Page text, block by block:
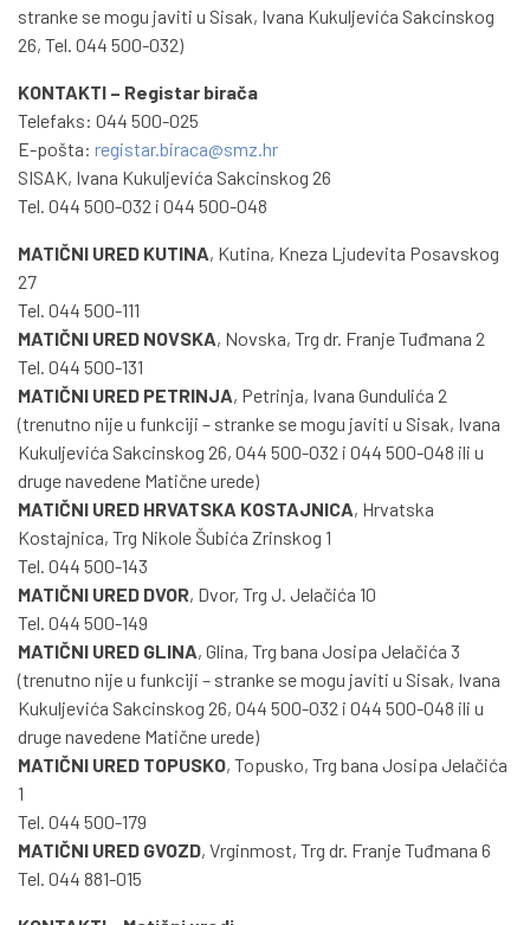
stranke se mogu javiti u Sisak, Ivana Kukuljevića Sakcinskog
26, Tel. 044 500-032)
KONTAKTI – Registar birača
Telefaks: 044 500-025
E-pošta: registar.biraca@smz.hr
SISAK, Ivana Kukuljevića Sakcinskog 26
Tel. 044 500-032 i 044 500-048
MATIČNI URED KUTINA, Kutina, Kneza Ljudevita Posavskog
27
Tel. 044 500-111
MATIČNI URED NOVSKA, Novska, Trg dr. Franje Tuđmana 2
Tel. 044 500-131
MATIČNI URED PETRINJA, Petrinja, Ivana Gundulića 2
(trenutno nije u funkciji – stranke se mogu javiti u Sisak, Ivana
Kukuljevića Sakcinskog 26, 044 500-032 i 044 500-048 ili u
druge navedene Matične urede)
MATIČNI URED HRVATSKA KOSTAJNICA, Hrvatska
Kostajnica, Trg Nikole Šubića Zrinskog 1
Tel. 044 500-143
MATIČNI URED DVOR, Dvor, Trg J. Jelačića 10
Tel. 044 500-149
MATIČNI URED GLINA, Glina, Trg bana Josipa Jelačića 3
(trenutno nije u funkciji – stranke se mogu javiti u Sisak, Ivana
Kukuljevića Sakcinskog 26, 044 500-032 i 044 500-048 ili u
druge navedene Matične urede)
MATIČNI URED TOPUSKO, Topusko, Trg bana Josipa Jelačića
1
Tel. 044 500-179
MATIČNI URED GVOZD, Vrginmost, Trg dr. Franje Tuđmana 6
Tel. 044 881-015